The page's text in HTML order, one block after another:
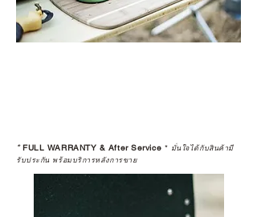
*FULL WARRANTY & After Service * มั่นใจได้กับสินค้ามี
รับประกัน พร้อมบริการหลังการขาย